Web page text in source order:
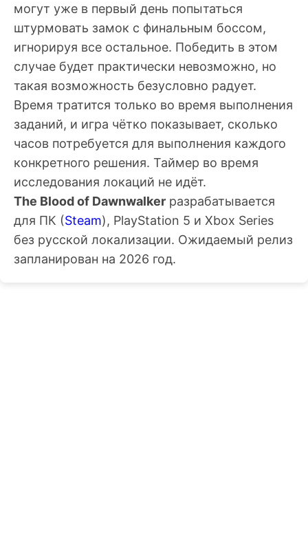
могут уже в первый день попытаться
штурмовать замок с финальным боссом,
игнорируя все остальное. Победить в этом
случае будет практически невозможно, но
такая возможность безусловно радует.
Время тратится только во время выполнения
заданий, и игра чётко показывает, сколько
часов потребуется для выполнения каждого
конкретного решения. Таймер во время
исследования локаций не идёт.
The Blood of Dawnwalker разрабатывается
для ПК (Steam), PlayStation 5 и Xbox Series
без русской локализации. Ожидаемый релиз
запланирован на 2026 год.